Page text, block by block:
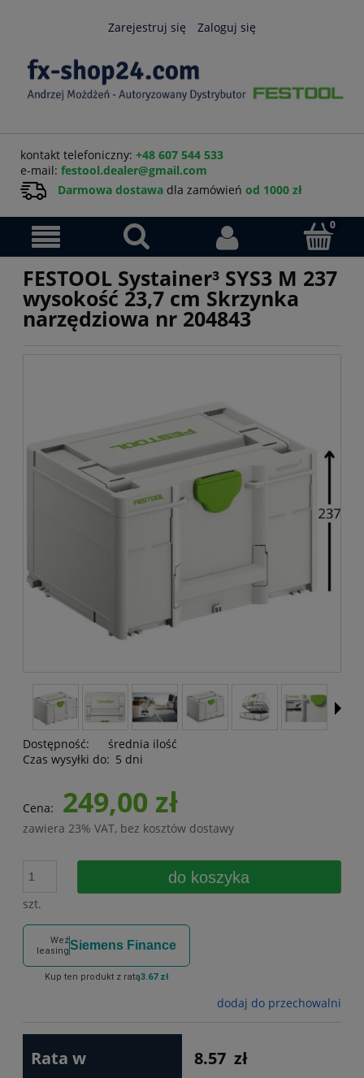
Zarejestruj się Zaloguj się
kontakt telefoniczny: +48 607 544 533
e-mail: festool.dealer@gmail.com
Darmowa dostawa dla zamówień od 1000 zł
FESTOOL Systainer³ SYS3 M 237
wysokość 23,7 cm Skrzynka
narzędziowa nr 204843
Dostępność:
średnia ilość
Czas wysyłki do: 5 dni
Cena: 249,00 zł
zawiera 23% VAT, bez kosztów dostawy
szt.
do koszyka
Weź
leasingSiemens Finance
Kup ten produkt z ratą3.67 zł
dodaj do przechowalni
Rata w
8.57 zł